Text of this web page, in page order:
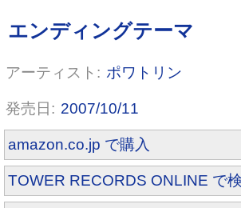
ポワトリン
2007/10/11
amazon.co.jp で購入
TOWER RECORDS ONLINE で